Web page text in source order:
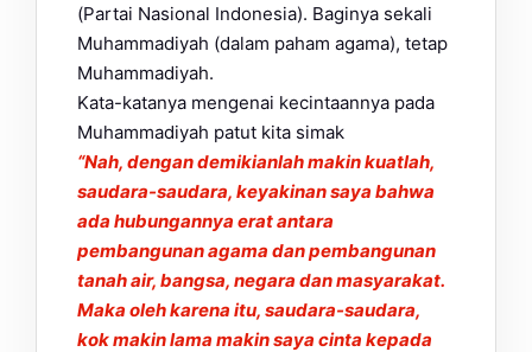
(Partai Nasional Indonesia). Baginya sekali
Muhammadiyah (dalam paham agama), tetap
Muhammadiyah.
Kata-katanya mengenai kecintaannya pada
Muhammadiyah patut kita simak
“Nah, dengan demikianlah makin kuatlah,
saudara-saudara, keyakinan saya bahwa
ada hubungannya erat antara
pembangunan agama dan pembangunan
tanah air, bangsa, negara dan masyarakat.
Maka oleh karena itu, saudara-saudara,
kok makin lama makin saya cinta kepada